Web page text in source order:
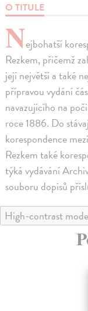
O TITULE
Nejbohatší
Rezkem, přičemž
její největší a také
přípravou vydání
navazujícího na
roce 1886. Do
korespondence
Rezkem také
týká vydávání
souboru dopisů
High-contrast mode